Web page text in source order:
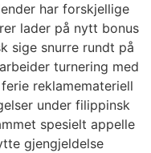
har forskjellige
lader på nytt bonus
sige snurre rundt på
turnering med
reklamemateriell
under filippinsk
spesielt appelle
gjengjeldelse